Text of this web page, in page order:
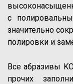
с
значительно
полировки и
Все абразивы
прочих